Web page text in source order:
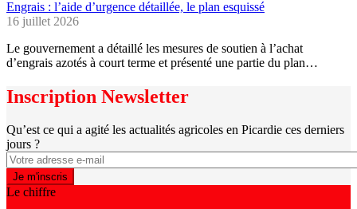
Engrais : l’aide d’urgence détaillée, le plan esquissé
16 juillet 2026
Le gouvernement a détaillé les mesures de soutien à l’achat
d’engrais azotés à court terme et présenté une partie du plan…
Inscription Newsletter
Qu’est ce qui a agité les actualités agricoles en Picardie ces derniers
jours ?
Le chiffre